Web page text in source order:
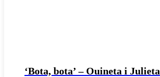
‘Bota, bota’ – Ouineta i Julieta